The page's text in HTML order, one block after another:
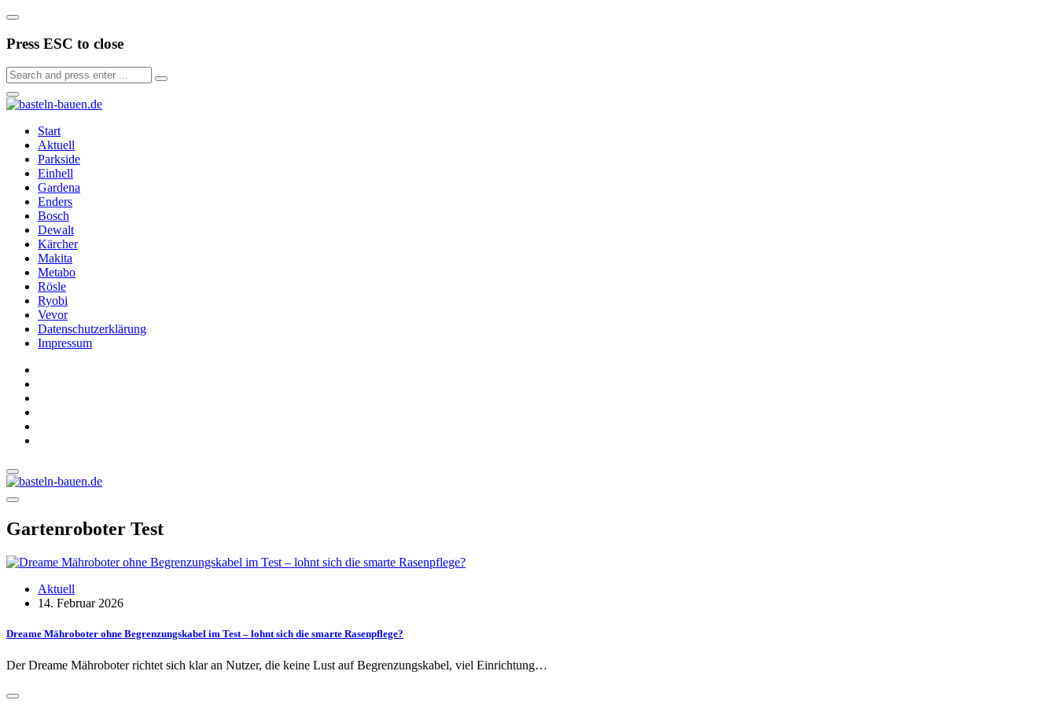
Press ESC to close
Start
Aktuell
Parkside
Einhell
Gardena
Enders
Bosch
Dewalt
Kärcher
Makita
Metabo
Rösle
Ryobi
Vevor
Datenschutzerklärung
Impressum
Gartenroboter Test
Aktuell
14. Februar 2026
Dreame Mähroboter ohne Begrenzungskabel im Test – lohnt sich die smarte Rasenpflege?
Der Dreame Mähroboter richtet sich klar an Nutzer, die keine Lust auf Begrenzungskabel, viel Einrichtung…